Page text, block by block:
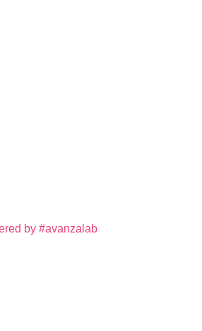
by #avanzalab